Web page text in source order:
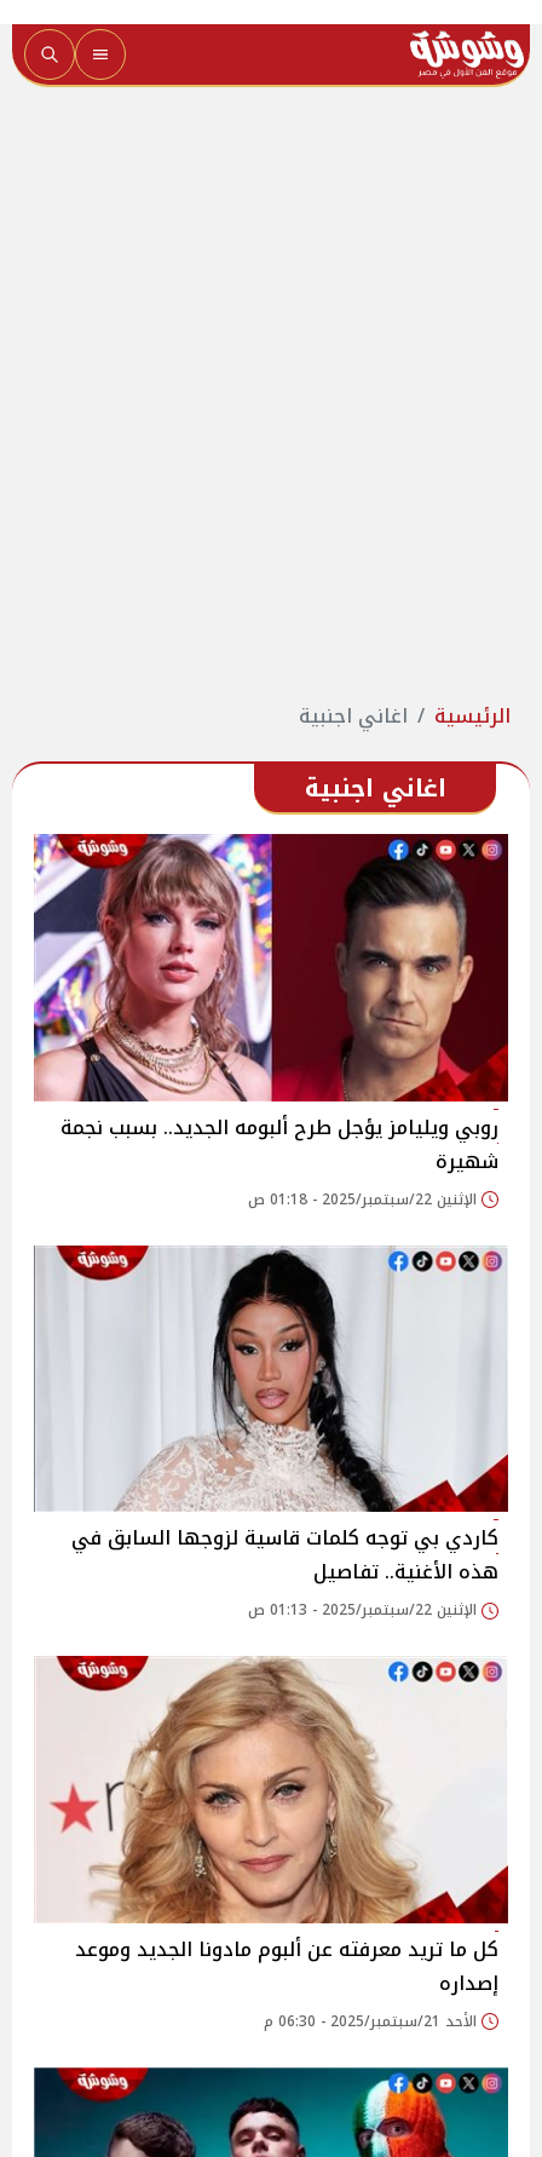
الرئيسية اغاني اجنبية
اغاني اجنبية
روبي ويليامز يؤجل طرح ألبومه الجديد.. بسبب نجمة
شهيرة
الإثنين 22/سبتمبر/2025 - 01:18 ص
كاردي بي توجه كلمات قاسية لزوجها السابق في
هذه الأغنية.. تفاصيل
الإثنين 22/سبتمبر/2025 - 01:13 ص
كل ما تريد معرفته عن ألبوم مادونا الجديد وموعد
إصداره
الأحد 21/سبتمبر/2025 - 06:30 م